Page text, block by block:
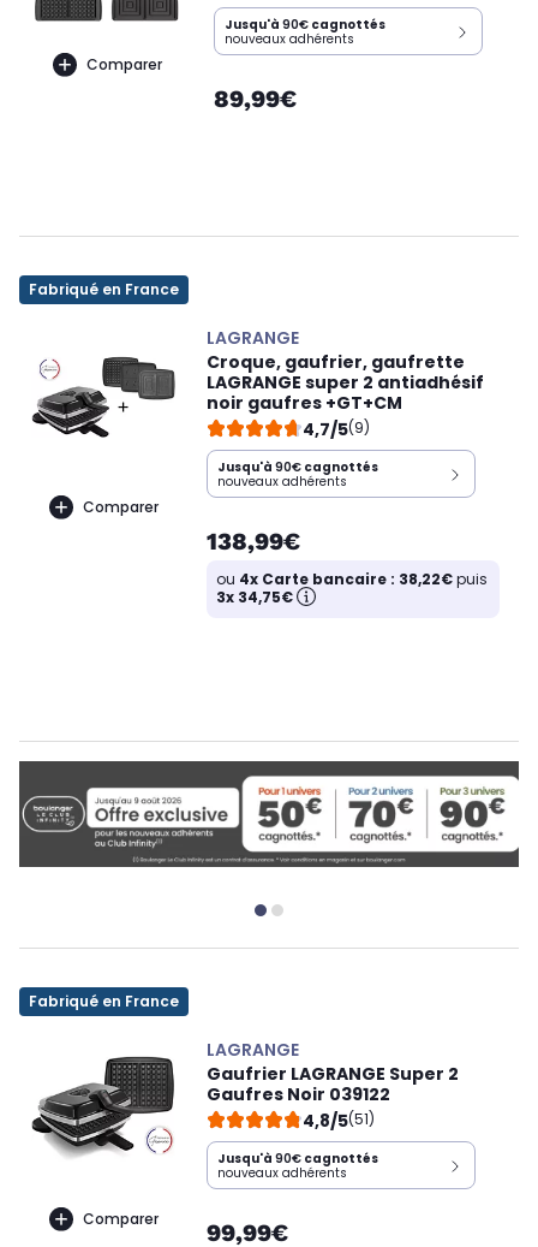
Comparer
Jusqu'à 90€ cagnottés
nouveaux adhérents
89,99€
Fabriqué en France
Comparer
LAGRANGE
Croque, gaufrier, gaufrette
LAGRANGE super 2 antiadhésif
noir gaufres +GT+CM
4,7/5(9)
Jusqu'à 90€ cagnottés
nouveaux adhérents
138,99€
ou 4x Carte bancaire : 38,22€puis
3x 34,75€
Fabriqué en France
Comparer
LAGRANGE
Gaufrier LAGRANGE Super 2
Gaufres Noir 039122
4,8/5(51)
Jusqu'à 90€ cagnottés
nouveaux adhérents
99,99€